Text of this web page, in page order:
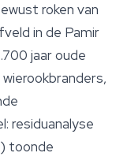
roken van
in de Pamir
jaar oude
residuanalyse
toonde